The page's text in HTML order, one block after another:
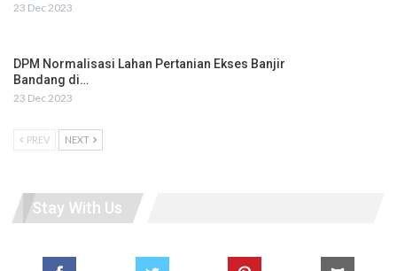
23 Dec 2023
DPM Normalisasi Lahan Pertanian Ekses Banjir
Bandang di…
23 Dec 2023
PREV NEXT
Stay With Us